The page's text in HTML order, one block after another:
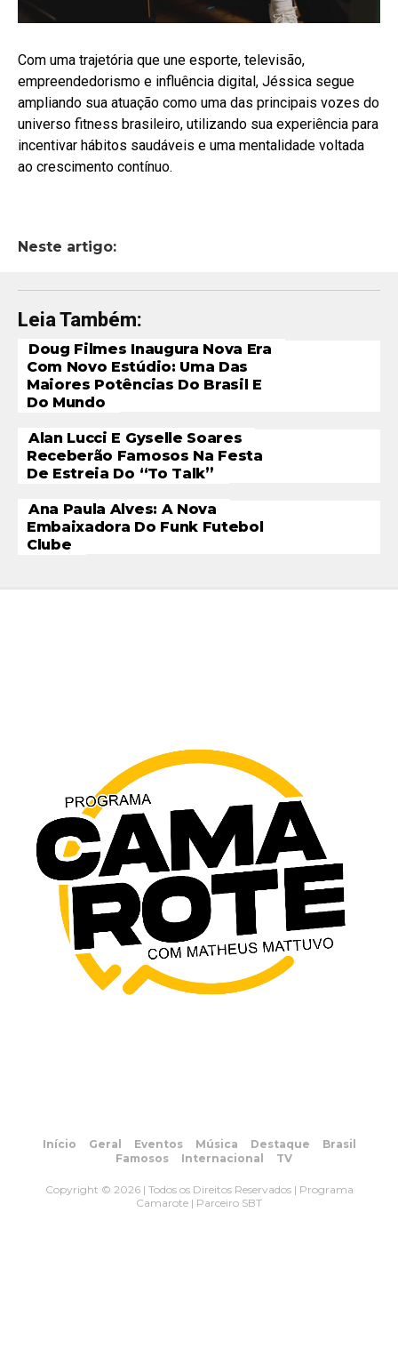
Com uma trajetória que une esporte, televisão,
empreendedorismo e influência digital, Jéssica segue
ampliando sua atuação como uma das principais vozes do
universo fitness brasileiro, utilizando sua experiência para
incentivar hábitos saudáveis e uma mentalidade voltada
ao crescimento contínuo.
Neste artigo:
Leia Também:
Doug Filmes Inaugura Nova Era
Com Novo Estúdio: Uma Das
Maiores Potências Do Brasil E
Do Mundo
Alan Lucci E Gyselle Soares
Receberão Famosos Na Festa
De Estreia Do “To Talk”
Ana Paula Alves: A Nova
Embaixadora Do Funk Futebol
Clube
Início Geral Eventos Música Destaque
Brasil
Famosos
Internacional TV
Copyright © 2026 | Todos os Direitos Reservados | Programa
Camarote | Parceiro SBT